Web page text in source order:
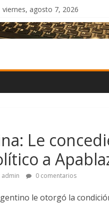
viernes, agosto 7, 2026
Le
a
admin 0 comentarios
le otorgó la